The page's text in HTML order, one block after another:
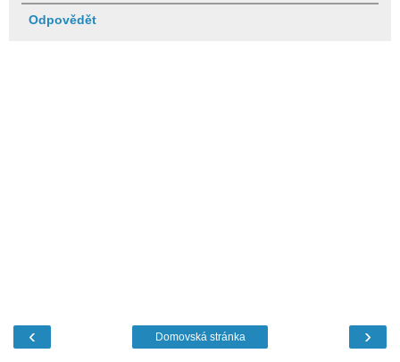
Odpovědět
‹ ›
Domovská stránka